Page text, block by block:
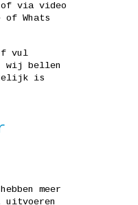
via video
of Whats
vul
wij bellen
is
meer